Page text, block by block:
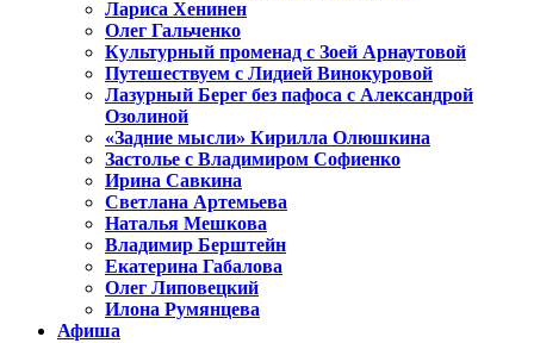
Лариса Хенинен
Олег Гальченко
Культурный променад с Зоей Арнаутовой
Путешествуем с Лидией Винокуровой
Лазурный Берег без пафоса с Александрой
Озолиной
«Задние мысли» Кирилла Олюшкина
Застолье с Владимиром Софиенко
Ирина Савкина
Светлана Артемьева
Наталья Мешкова
Владимир Берштейн
Екатерина Габалова
Олег Липовецкий
Илона Румянцева
Афиша